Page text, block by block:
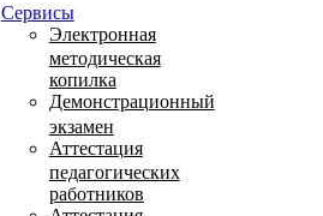
Сервисы
Электронная
методическая
копилка
Демонстрационный
экзамен
Аттестация
педагогических
работников